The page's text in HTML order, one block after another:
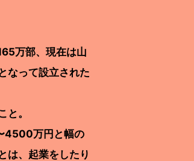
万部、現在は山
なって設立された
。
4500万円と幅の
は、起業をしたり